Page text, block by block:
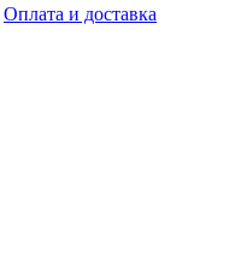
Оплата и доставка